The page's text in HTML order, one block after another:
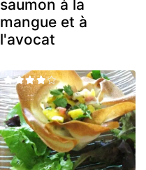
saumon à la
mangue et à
l'avocat